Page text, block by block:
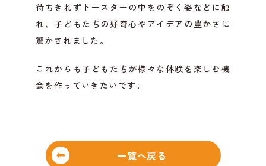
待ちきれずトースターの中をのぞく姿などに触
れ、子どもたちの好奇心やアイデアの豊かさに
驚かされました。
これからも子どもたちが様々な体験を楽しむ機
会を作っていきたいです。
一覧へ戻る